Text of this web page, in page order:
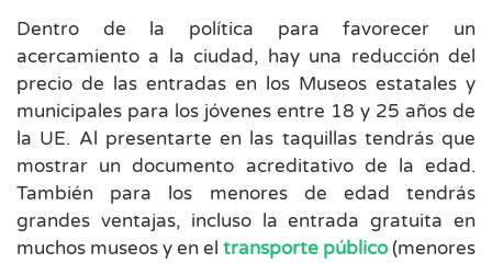
Dentro de la política para favorecer un
acercamiento a la ciudad, hay una reducción del
precio de las entradas en los Museos estatales y
municipales para los jóvenes entre 18 y 25 años de
la UE. Al presentarte en las taquillas tendrás que
mostrar un documento acreditativo de la edad.
También para los menores de edad tendrás
grandes ventajas, incluso la entrada gratuita en
muchos museos y en el transporte público(menores